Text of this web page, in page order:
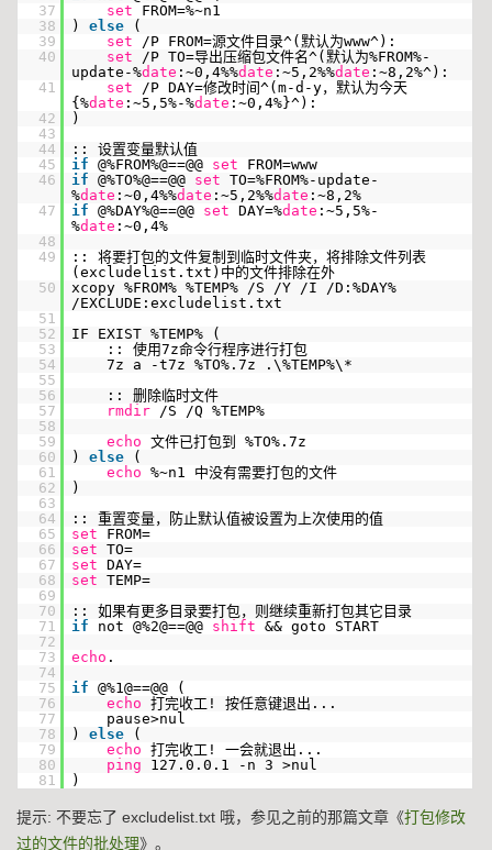
37
set
FROM=%~n1
38
) else
(
39
set
/P FROM=源文件目录^(默认为www^):
40
set
/P TO=导出压缩包文件名^(默认为%FROM%-
update-%date :~0,4%%date :~5,2%%date :~8,2%^):
41
set
/P DAY=修改时间^(m-d-y，默认为今天
{%date :~5,5%-%date :~0,4%}^):
42
)
43
44
:: 设置变量默认值
45
if @%FROM%@==@@ set
FROM=www
46
if @%TO%@==@@ set TO=%FROM%-update-
%date :~0,4%%date :~5,2%%date :~8,2%
47
if @%DAY%@==@@ set DAY=%date :~5,5%-
%date :~0,4%
48
49
:: 将要打包的文件复制到临时文件夹，将排除文件列表
(excludelist.txt)中的文件排除在外
50
xcopy %FROM% %TEMP% /S /Y /I /D:%DAY%
/EXCLUDE:excludelist.txt
51
52
IF EXIST %TEMP% (
53
:: 使用7z命令行程序进行打包
54
7z a -t7z %TO%.7z .\%TEMP%\*
55
56
:: 删除临时文件
57
rmdir
/S /Q %TEMP%
58
59
echo 文件已打包到 %TO%.7z
60
) else
(
61
echo %~n1 中没有需要打包的文件
62
)
63
64
:: 重置变量，防止默认值被设置为上次使用的值
65
set
FROM=
66
set TO=
67
set DAY=
68
set TEMP=
69
70
:: 如果有更多目录要打包，则继续重新打包其它目录
71
if not @%2@==@@ shift && goto START
72
73
echo .
74
75
if @%1@==@@ (
76
echo 打完收工! 按任意键退出...
77
pause>nul
78
) else
(
79
echo 打完收工! 一会就退出...
80
ping
127.0.0.1 -n 3 >nul
81
)
提示: 不要忘了 excludelist.txt 哦，参见之前的那篇文章《打包修改
过的文件的批处理》。